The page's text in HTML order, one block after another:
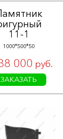
11-1
1000*500*50
000 руб.
ЗАКАЗАТЬ